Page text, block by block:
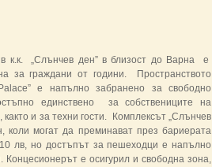
google
деца
Бербатов
ГЕРБ
к.к. „Слънчев ден” в близост до Варна е
за граждани от години. Пространството
e напълно забранено за свободно
единствено за собствениците на
и за техни гости. Комплексът „Слънчев
коли могат да преминават през бариерата
лв, но достъпът за пешеходци е напълно
Концесионерът е осигурил и свободна зона,